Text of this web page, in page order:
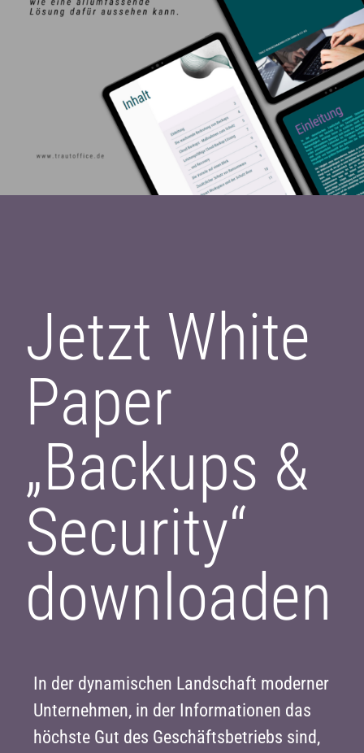
Jetzt White
Paper
„Backups &
Security“
downloaden
In der dynamischen Landschaft moderner
Unternehmen, in der Informationen das
höchste Gut des Geschäftsbetriebs sind,